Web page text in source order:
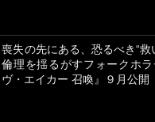
喪失の先にある、恐るべき“
倫理を揺るがすフォークホ
ヴ・エイカー 召喚』９月公開